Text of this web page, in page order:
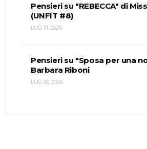
Pensieri su "REBECCA" di
(UNFIT #8)
LUG 31, 2026
Pensieri su "Sposa per una
Barbara Riboni
LUG 30, 2026